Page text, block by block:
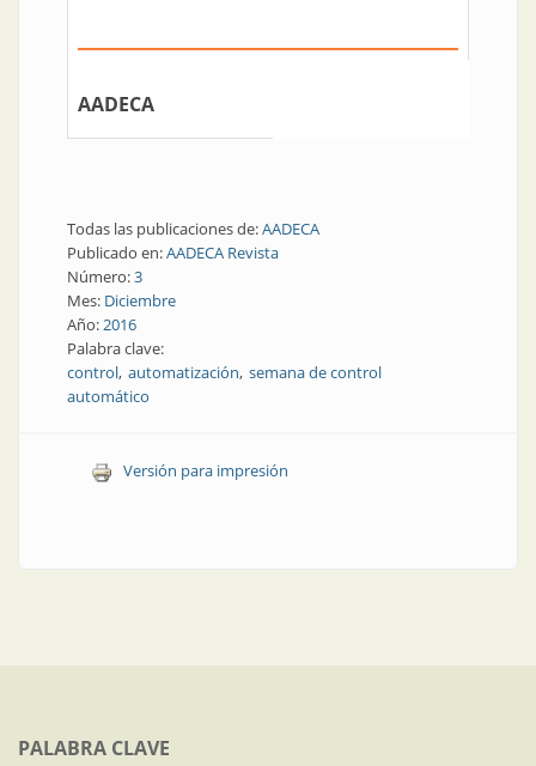
AADECA
Todas las publicaciones de:AADECA
Publicado en:AADECA Revista
Número:3
Mes: Diciembre
Año:2016
Palabra clave:
control automatización semana de control
automático
Versión para impresión
PALABRA CLAVE